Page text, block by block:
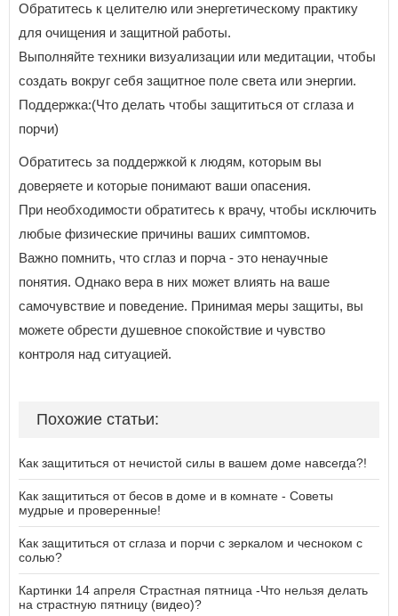
Обратитесь к целителю или энергетическому практику
для очищения и защитной работы.
Выполняйте техники визуализации или медитации, чтобы
создать вокруг себя защитное поле света или энергии.
Поддержка:(Что делать чтобы защититься от сглаза и
порчи)
Обратитесь за поддержкой к людям, которым вы
доверяете и которые понимают ваши опасения.
При необходимости обратитесь к врачу, чтобы исключить
любые физические причины ваших симптомов.
Важно помнить, что сглаз и порча - это ненаучные
понятия. Однако вера в них может влиять на ваше
самочувствие и поведение. Принимая меры защиты, вы
можете обрести душевное спокойствие и чувство
контроля над ситуацией.
Похожие статьи:
Как защититься от нечистой силы в вашем доме навсегда?!
Как защититься от бесов в доме и в комнате - Советы
мудрые и проверенные!
Как защититься от сглаза и порчи с зеркалом и чесноком с
солью?
Картинки 14 апреля Страстная пятница -Что нельзя делать
на страстную пятницу (видео)?